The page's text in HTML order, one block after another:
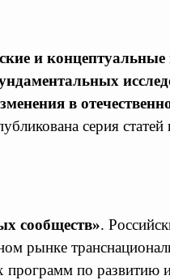
и
в
серия статей
сообществ».
рынке
программ по развитию